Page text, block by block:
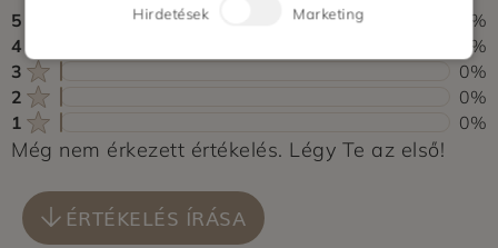
5
0%
4
0%
3
0%
2
0%
1
0%
Még nem érkezett értékelés. Légy Te az első!
ÉRTÉKELÉS ÍRÁSA
Hirdetések Marketing